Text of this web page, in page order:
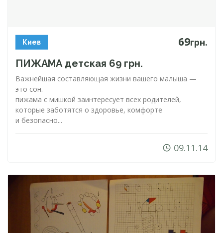
Киев 69грн.
ПИЖАМА детская 69 грн.
Важнейшая составляющая жизни вашего малыша —
это сон.
пижама с мишкой заинтересует всех родителей,
которые заботятся о здоровье, комфорте
и безопасно...
09.11.14